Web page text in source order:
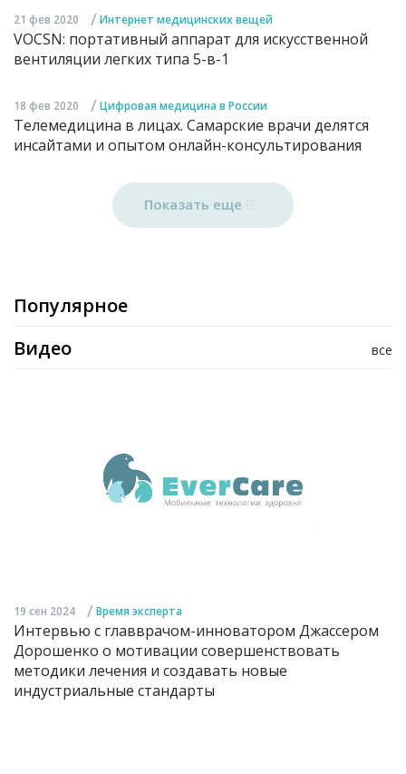
21 фев 2020 / Интернет медицинских вещей
VOCSN: портативный аппарат для искусственной
вентиляции легких типа 5-в-1
18 фев 2020 / Цифровая медицина в России
Телемедицина в лицах. Самарские врачи делятся
инсайтами и опытом онлайн-консультирования
Показать еще
Популярное
все
Видео
19 сен 2024 / Время эксперта
Интервью с главврачом-инноватором Джассером
Дорошенко о мотивации совершенствовать
методики лечения и создавать новые
индустриальные стандарты